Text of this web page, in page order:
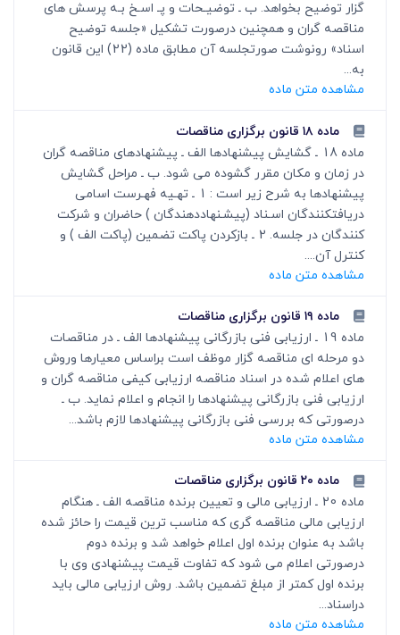
گزار توضیح بخواهد. ب ـ توضیـحات و پـ اسـخ بـه پرسش های
مناقصه گران و همچنین درصورت تشکیل «جلسه توضیح
اسناد» رونوشت صورتجلسه آن مطابق ماده (22) این قانون
به...
مشاهده متن ماده
ماده ۱۸ قانون برگزاری مناقصات
ماده 18 ـ گشایش پیشنهادها الف ـ پیشنهادهای مناقصه گران
در زمان و مکان مقرر گشوده می شود. ب ـ مراحل گشایش
پیشنهادها به شرح زیر است : 1 ـ تهـیه فهـرست اسامی
دریافت‎کنندگان اسـناد (پیشـنهاددهندگان ) حاضران و شرکت
کنندگان در جلسه. 2 ـ بازکردن پاکت تضمین (پاکت الف ) و
کنترل آن....
مشاهده متن ماده
ماده ۱۹ قانون برگزاری مناقصات
ماده 19 ـ ارزیابی فنی بازرگانی پیشنهادها الف ـ در مناقصات
دو مرحله ای مناقصه گزار موظف است براساس معیارها وروش
های اعلام شده در اسناد مناقصه ارزیابی کیفی مناقصه گران و
ارزیابی فنی بازرگانی پیشنهادها را انجام و اعلام نماید. ب ـ
درصورتی که بررسی فنی بازرگانی پیشنهادها لازم باشد...
مشاهده متن ماده
ماده ۲۰ قانون برگزاری مناقصات
ماده 20 ـ ارزیابی مالی و تعیین برنده مناقصه الف ـ هنگام
ارزیابی مالی مناقصه گری که مناسب ترین قیمت را حائز شده
باشد به عنوان برنده اول اعلام خواهد شد و برنده دوم
درصورتی اعلام می شود که تفاوت قیمت پیشنهادی وی با
برنده اول کمتر از مبلغ تضمین باشد. روش ارزیابی مالی باید
دراسناد...
مشاهده متن ماده